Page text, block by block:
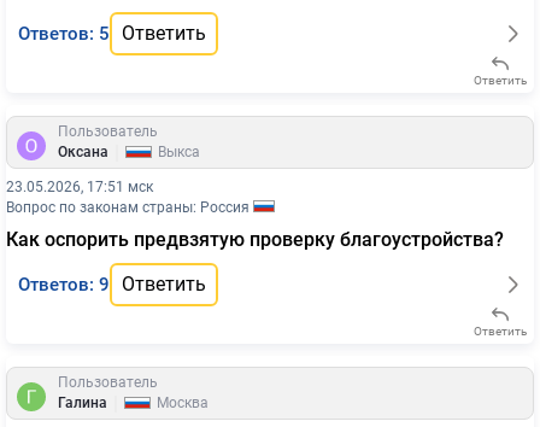
Ответов: 5 Ответить
Ответить
Пользователь
Оксана
Выкса
23.05.2026, 17:51 мск
Вопрос по законам страны: Россия
Как оспорить предвзятую проверку благоустройства?
Ответов: 9 Ответить
Ответить
Пользователь
Галина
Москва